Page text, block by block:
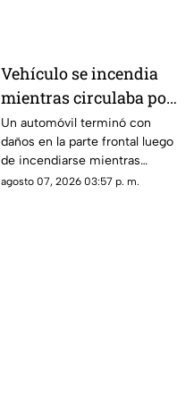
Vehículo se incendia
mientras circulaba por
calles de Ciudad Juárez
| VIDEO
Un automóvil terminó con
daños en la parte frontal luego
de incendiarse mientras
circulaba por el Camino Real.
agosto 07, 2026 03:57 p. m.